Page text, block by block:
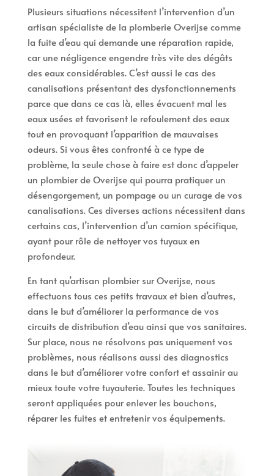
Plusieurs situations nécessitent l’intervention d’un
artisan spécialiste de la plomberie Overijse comme
la fuite d’eau qui demande une réparation rapide,
car une négligence engendre très vite des dégâts
des eaux considérables. C’est aussi le cas des
canalisations présentant des dysfonctionnements
parce que dans ce cas là, elles évacuent mal les
eaux usées et favorisent le refoulement des eaux
tout en provoquant l’apparition de mauvaises
odeurs. Si vous êtes confronté à ce type de
problème, la seule chose à faire est donc d’appeler
un plombier de Overijse qui pourra pratiquer un
désengorgement, un pompage ou un curage de vos
canalisations. Ces diverses actions nécessitent dans
certains cas, l’intervention d’un camion spécifique,
ayant pour rôle de nettoyer vos tuyaux en
profondeur.
En tant qu’artisan plombier sur Overijse, nous
effectuons tous ces petits travaux et bien d’autres,
dans le but d’améliorer la performance de vos
circuits de distribution d’eau ainsi que vos sanitaires.
Sur place, nous ne résolvons pas uniquement vos
problèmes, nous réalisons aussi des diagnostics
dans le but d’améliorer votre confort et assainir au
mieux toute votre tuyauterie. Toutes les techniques
seront appliquées pour enlever les bouchons,
réparer les fuites et entretenir vos équipements.